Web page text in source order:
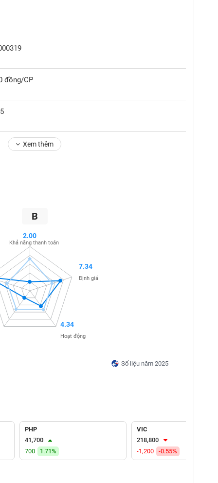
đồng/CP
Xem thêm
B
Số liệu năm 2025
2.00
Khả năng thanh toán
7.34
Định giá
4.34
Hoạt động
PHP
41,700
700
1.71%
VIC
218,800
-1,200
-0.55%